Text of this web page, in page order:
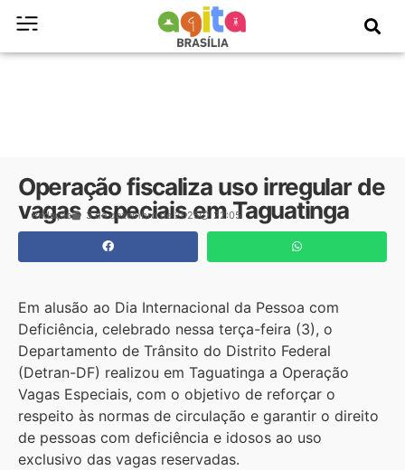
Operação fiscaliza uso irregular de
vagas especiais em Taguatinga
Redação 3 de dezembro de 2025 22:05
Em alusão ao Dia Internacional da Pessoa com
Deficiência, celebrado nessa terça-feira (3), o
Departamento de Trânsito do Distrito Federal
(Detran-DF) realizou em Taguatinga a Operação
Vagas Especiais, com o objetivo de reforçar o
respeito às normas de circulação e garantir o direito
de pessoas com deficiência e idosos ao uso
exclusivo das vagas reservadas.